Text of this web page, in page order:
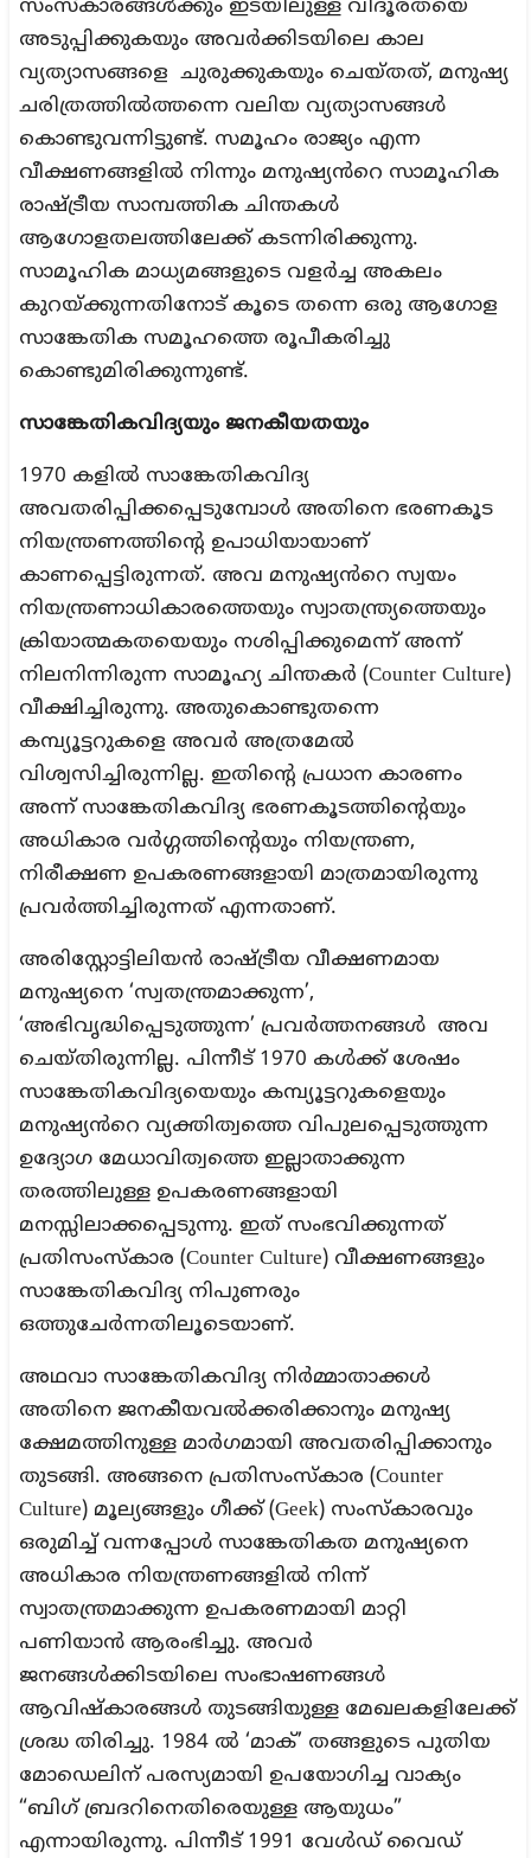
സംസ്കാരങ്ങൾക്കും ഇടയിലുള്ള വിദൂരതയെ
അടുപ്പിക്കുകയും അവർക്കിടയിലെ കാല
വ്യത്യാസങ്ങളെ ചുരുക്കുകയും ചെയ്തത്, മനുഷ്യ
ചരിത്രത്തിൽത്തന്നെ വലിയ വ്യത്യാസങ്ങൾ
കൊണ്ടുവന്നിട്ടുണ്ട്. സമൂഹം രാജ്യം എന്ന
വീക്ഷണങ്ങളിൽ നിന്നും മനുഷ്യൻറെ സാമൂഹിക
രാഷ്ട്രീയ സാമ്പത്തിക ചിന്തകൾ
ആഗോളതലത്തിലേക്ക് കടന്നിരിക്കുന്നു.
സാമൂഹിക മാധ്യമങ്ങളുടെ വളർച്ച അകലം
കുറയ്ക്കുന്നതിനോട് കൂടെ തന്നെ ഒരു ആഗോള
സാങ്കേതിക സമൂഹത്തെ രൂപീകരിച്ചു
കൊണ്ടുമിരിക്കുന്നുണ്ട്.
സാങ്കേതികവിദ്യയും ജനകീയതയും
1970 കളിൽ സാങ്കേതികവിദ്യ
അവതരിപ്പിക്കപ്പെടുമ്പോൾ അതിനെ ഭരണകൂട
നിയന്ത്രണത്തിന്റെ ഉപാധിയായാണ്
കാണപ്പെട്ടിരുന്നത്. അവ മനുഷ്യൻറെ സ്വയം
നിയന്ത്രണാധികാരത്തെയും സ്വാതന്ത്ര്യത്തെയും
ക്രിയാത്മകതയെയും നശിപ്പിക്കുമെന്ന് അന്ന്
നിലനിന്നിരുന്ന സാമൂഹ്യ ചിന്തകർ (Counter Culture)
വീക്ഷിച്ചിരുന്നു. അതുകൊണ്ടുതന്നെ
കമ്പ്യൂട്ടറുകളെ അവർ അത്രമേൽ
വിശ്വസിച്ചിരുന്നില്ല. ഇതിന്റെ പ്രധാന കാരണം
അന്ന് സാങ്കേതികവിദ്യ ഭരണകൂടത്തിന്റെയും
അധികാര വർഗ്ഗത്തിന്റെയും നിയന്ത്രണ,
നിരീക്ഷണ ഉപകരണങ്ങളായി മാത്രമായിരുന്നു
പ്രവർത്തിച്ചിരുന്നത് എന്നതാണ്.
അരിസ്റ്റോട്ടിലിയൻ രാഷ്ട്രീയ വീക്ഷണമായ
മനുഷ്യനെ ‘സ്വതന്ത്രമാക്കുന്ന’,
‘അഭിവൃദ്ധിപ്പെടുത്തുന്ന’ പ്രവർത്തനങ്ങൾ അവ
ചെയ്തിരുന്നില്ല. പിന്നീട് 1970 കൾക്ക് ശേഷം
സാങ്കേതികവിദ്യയെയും കമ്പ്യൂട്ടറുകളെയും
മനുഷ്യൻറെ വ്യക്തിത്വത്തെ വിപുലപ്പെടുത്തുന്ന
ഉദ്യോഗ മേധാവിത്വത്തെ ഇല്ലാതാക്കുന്ന
തരത്തിലുള്ള ഉപകരണങ്ങളായി
മനസ്സിലാക്കപ്പെടുന്നു. ഇത് സംഭവിക്കുന്നത്
പ്രതിസംസ്കാര (Counter Culture) വീക്ഷണങ്ങളും
സാങ്കേതികവിദ്യ നിപുണരും
ഒത്തുചേർന്നതിലൂടെയാണ്.
അഥവാ സാങ്കേതികവിദ്യ നിർമ്മാതാക്കൾ
അതിനെ ജനകീയവൽക്കരിക്കാനും മനുഷ്യ
ക്ഷേമത്തിനുള്ള മാർഗമായി അവതരിപ്പിക്കാനും
തുടങ്ങി. അങ്ങനെ പ്രതിസംസ്കാര (Counter
Culture) മൂല്യങ്ങളും ഗീക്ക് (Geek) സംസ്കാരവും
ഒരുമിച്ച് വന്നപ്പോൾ സാങ്കേതികത മനുഷ്യനെ
അധികാര നിയന്ത്രണങ്ങളിൽ നിന്ന്
സ്വാതന്ത്രമാക്കുന്ന ഉപകരണമായി മാറ്റി
പണിയാൻ ആരംഭിച്ചു. അവർ
ജനങ്ങൾക്കിടയിലെ സംഭാഷണങ്ങൾ
ആവിഷ്കാരങ്ങൾ തുടങ്ങിയുള്ള മേഖലകളിലേക്ക്
ശ്രദ്ധ തിരിച്ചു. 1984 ൽ ‘മാക്’ തങ്ങളുടെ പുതിയ
മോഡെലിന് പരസ്യമായി ഉപയോഗിച്ച വാക്യം
“ബിഗ് ബ്രദറിനെതിരെയുള്ള ആയുധം”
എന്നായിരുന്നു. പിന്നീട് 1991 വേൾഡ് വൈഡ്